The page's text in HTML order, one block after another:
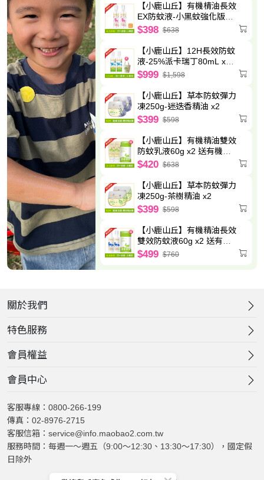
【小鹿山丘】有機棈油長效
EX防蚊液-小黑蚊強化版
80g x2
$398 $638
【小鹿山丘】12H長效防蚊
液-25%派卡瑞丁80mL x2
送圓筒帆布袋
$999 $1,598
【小鹿山丘】草本防蚊彈力
凍250g-迷迭香精油 x2
$399 $598
【小鹿山丘】有機精油雙效
防蚊乳液60g x2 送有機精
油驅蚊貼片(6枚/包)-效期至
2027.5.8
$420 $638
【小鹿山丘】草本防蚊彈力
凍250g-茶樹精油 x2
$399 $598
【小鹿山丘】有機精油長效
雙效防蚊液60g x2 送有機
精油驅蚊貼片(6枚/包)-效期
至2027.5.8
$499 $760
客服專線：0800-266-199
傳真：02-8976-2715
客服信箱：service@info.maobao2.com.tw
服務時間：每週一～週五（9:00～12:30、13:30～17:30），國定假
日除外
關於我們
特色服務
會員權益
會員中心